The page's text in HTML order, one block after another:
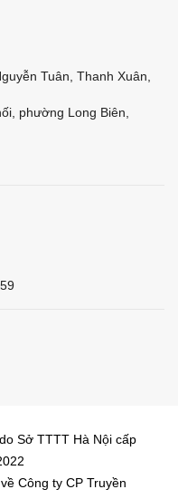
Tuân, Thanh Xuân,
phường Long Biên,
Sở TTTT Hà Nội cấp
Công ty CP Truyền